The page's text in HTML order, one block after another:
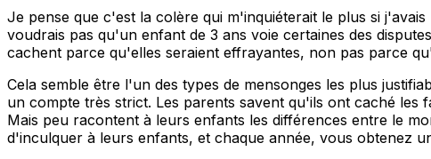
Je pense que c'est la colère qui m'inquiéterait le plus si
voudrais pas qu'un enfant de 3 ans voie certaines des
cachent parce qu'elles seraient effrayantes, non pas parce
Cela semble être l'un des types de mensonges les plus
un compte très strict. Les parents savent qu'ils ont caché les
Mais peu racontent à leurs enfants les différences entre le
d'inculquer à leurs enfants, et chaque année, vous obtenez